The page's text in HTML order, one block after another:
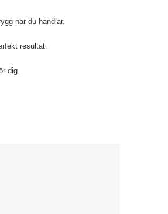
när du handlar.
resultat.
dig.